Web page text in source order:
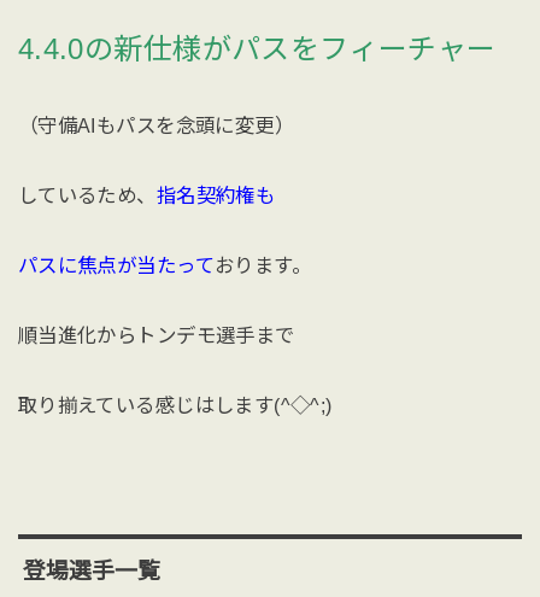
4.4.0の新仕様がパスをフィーチャー
（守備AIもパスを念頭に変更）
しているため、 指名契約権も
パスに焦点が当たっております。
順当進化からトンデモ選手まで
取り揃えている感じはします(^◇^;)
登場選手一覧